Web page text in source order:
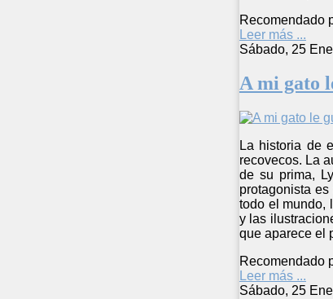
Recomendado
Leer más ...
Sábado, 25
A mi gato
La historia de
recovecos. La
de su prima,
protagonista
todo el mundo,
y las
que aparece el
Recomendado
Leer más ...
Sábado, 25